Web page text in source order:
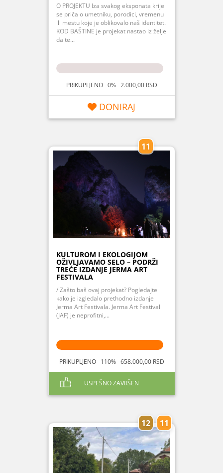
O PROJEKTU Iza svakog eksponata krije
se priča o umetniku, porodici, vremenu
ili mestu koje je oblikovalo naš identitet.
KOD BAŠTINE je projekat nastao iz želje
da te...
PRIKUPLJENO 0% 2.000,00 RSD
DONIRAJ
11
KULTUROM I EKOLOGIJOM
OŽIVLJAVAMO SELO – PODRŽI
TREĆE IZDANJE JERMA ART
FESTIVALA
/ Zašto baš ovaj projekat? Pogledajte
kako je izgledalo prethodno izdanje
Jerma Art Festivala. Jerma Art Festival
(JAF) je neprofitni,...
PRIKUPLJENO 110% 658.000,00 RSD
USPEŠNO ZAVRŠEN
12 11